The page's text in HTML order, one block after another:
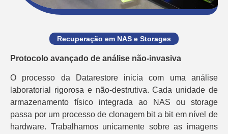
Recuperação em NAS e Storages
Protocolo avançado de análise não-invasiva
O processo da Datarestore inicia com uma análise
laboratorial rigorosa e não-destrutiva. Cada unidade de
armazenamento físico integrada ao NAS ou storage
passa por um processo de clonagem bit a bit em nível de
hardware. Trabalhamos unicamente sobre as imagens